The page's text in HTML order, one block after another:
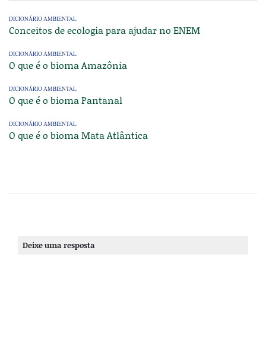
DICIONÁRIO AMBIENTAL
Conceitos de ecologia para ajudar no ENEM
DICIONÁRIO AMBIENTAL
O que é o bioma Amazônia
DICIONÁRIO AMBIENTAL
O que é o bioma Pantanal
DICIONÁRIO AMBIENTAL
O que é o bioma Mata Atlântica
Deixe uma resposta